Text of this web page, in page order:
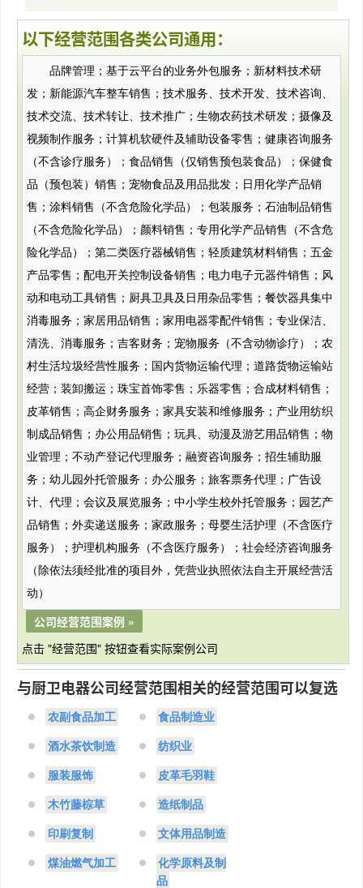
以下经营范围各类公司通用：
品牌管理；基于云平台的业务外包服务；新材料技术研
发；新能源汽车整车销售；技术服务、技术开发、技术咨询、
技术交流、技术转让、技术推广；生物农药技术研发；摄像及
视频制作服务；计算机软硬件及辅助设备零售；健康咨询服务
（不含诊疗服务）；食品销售（仅销售预包装食品）；保健食
品（预包装）销售；宠物食品及用品批发；日用化学产品销
售；涂料销售（不含危险化学品）；包装服务；石油制品销售
（不含危险化学品）；颜料销售；专用化学产品销售（不含危
险化学品）；第二类医疗器械销售；轻质建筑材料销售；五金
产品零售；配电开关控制设备销售；电力电子元器件销售；风
动和电动工具销售；厨具卫具及日用杂品零售；餐饮器具集中
消毒服务；家居用品销售；家用电器零配件销售；专业保洁、
清洗、消毒服务；吉客财务；宠物服务（不含动物诊疗）；农
村生活垃圾经营性服务；国内货物运输代理；道路货物运输站
经营；装卸搬运；珠宝首饰零售；乐器零售；合成材料销售；
皮革销售；高企财务服务；家具安装和维修服务；产业用纺织
制成品销售；办公用品销售；玩具、动漫及游艺用品销售；物
业管理；不动产登记代理服务；融资咨询服务；招生辅助服
务；幼儿园外托管服务；办公服务；旅客票务代理；广告设
计、代理；会议及展览服务；中小学生校外托管服务；园艺产
品销售；外卖递送服务；家政服务；母婴生活护理（不含医疗
服务）；护理机构服务（不含医疗服务）；社会经济咨询服务
（除依法须经批准的项目外，凭营业执照依法自主开展经营活
动）
公司经营范围案例 »
点击 "经营范围" 按钮查看实际案例公司
与厨卫电器公司经营范围相关的经营范围可以复选
农副食品加工 食品制造业
酒水茶饮制造 纺织业
服装服饰 皮革毛羽鞋
木竹藤棕草 造纸制品
印刷复制 文体用品制造
煤油燃气加工
化学原料及制
品